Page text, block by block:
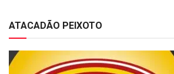
ATACADÃO PEIXOTO